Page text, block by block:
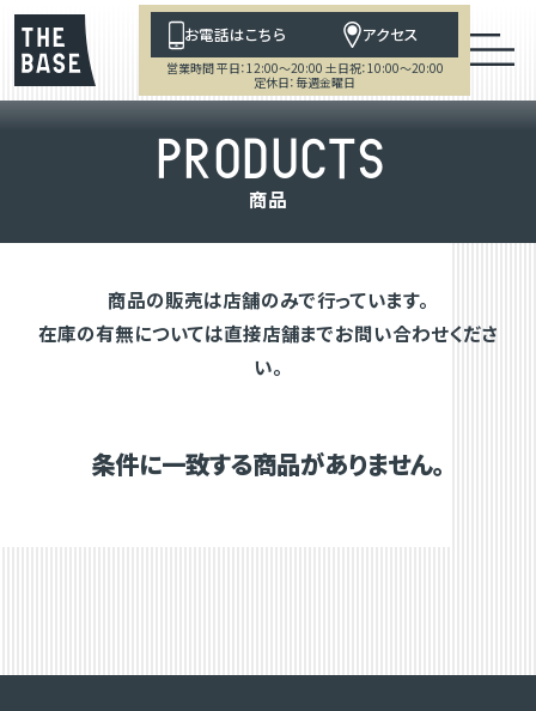
お電話はこちら アクセス
営業時間 平日：12:00～20:00 土日祝：10:00～20:00
定休日：毎週金曜日
PRODUCTS
商品
商品の販売は店舗のみで行っています。
在庫の有無については直接店舗までお問い合わせくださ
い。
条件に一致する商品がありません。